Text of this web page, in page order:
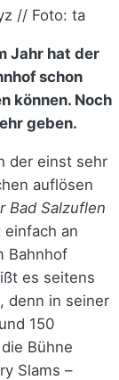
// Foto: ta
Jahr hat der
schon
können. Noch
geben.
der einst sehr
auflösen
Bad Salzuflen
einfach an
Bahnhof
es seitens
denn in seiner
150
Bühne
Slams –